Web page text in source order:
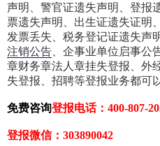
声明、警官证遗失声明、登报
票遗失声明、出生证遗失证明
发票丢失、税务登记证遗失声
注销公告 、企事业单位启事公
章财务章法人章挂失登报、外
失登报、招聘等登报业务都可
免费咨询登报电话：400-807-
登报微信：303890042